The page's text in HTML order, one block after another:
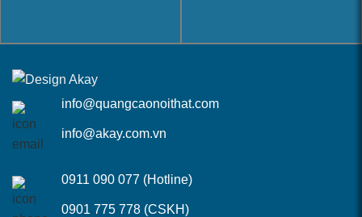
info@quangcaonoithat.com
info@akay.com.vn
0911 090 077 (Hotline)
0901 775 778 (CSKH)